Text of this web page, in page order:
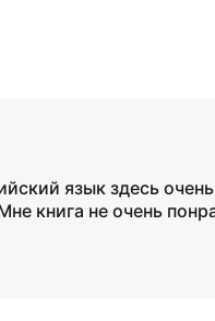
язык здесь
книга не очень